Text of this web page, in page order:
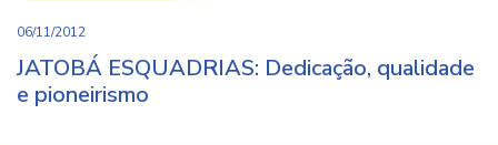
06/11/2012
JATOBÁ ESQUADRIAS: Dedicação, qualidade
e pioneirismo